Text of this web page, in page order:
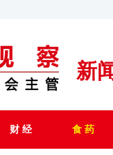
新
财 经 食 药